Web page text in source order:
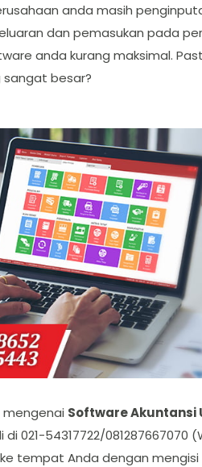
anda masih
dan pemasukan pada
anda kurang maksimal.
besar?
mengenai Software Akuntansi
021-54317722/
tempat Anda dengan mengisi